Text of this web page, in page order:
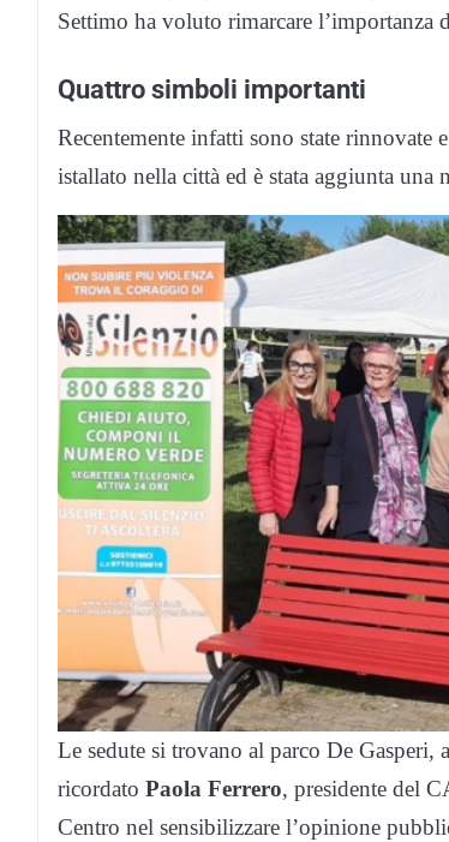
Settimo ha voluto rimarcare l’importanza
Quattro simboli importanti
Recentemente infatti sono state
istallato nella città ed è stata aggiunta
Le sedute si trovano al parco De Gasperi,
ricordato Paola Ferrero, presidente del
Centro nel sensibilizzare l’opinione